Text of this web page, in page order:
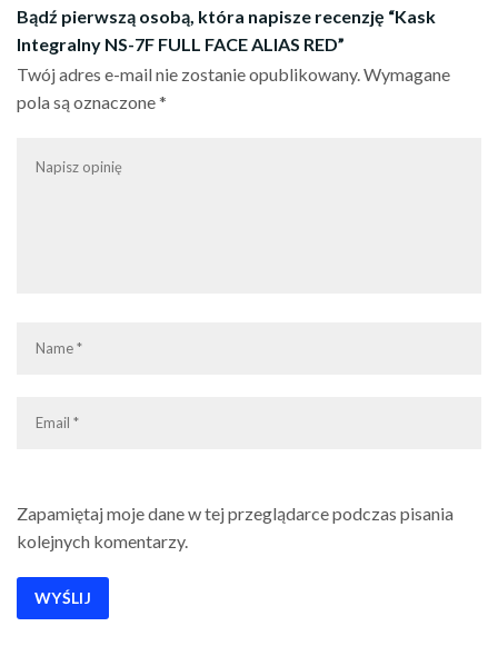
Bądź pierwszą osobą, która napisze recenzję “Kask
Integralny NS-7F FULL FACE ALIAS RED”
Twój adres e-mail nie zostanie opublikowany. Wymagane
pola są oznaczone*
Zapamiętaj moje dane w tej przeglądarce podczas pisania
kolejnych komentarzy.